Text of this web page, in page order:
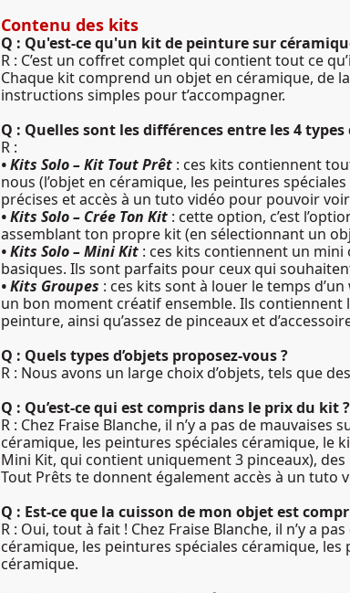
Contenu des kits
Q : Qu'est-ce qu'un kit de peinture sur
R : C’est un coffret complet qui contient tout ce
Chaque kit comprend un objet en céramique, de
instructions simples pour t’accompagner.
Q : Quelles sont les différences entre les 4
R :
• Kits Solo – Kit Tout Prêt : ces kits contiennent
nous (l’objet en céramique, les peintures
précises et accès à un tuto vidéo pour pouvoir
• Kits Solo – Crée Ton Kit : cette option, c’est
assemblant ton propre kit (en sélectionnant un
• Kits Solo – Mini Kit : ces kits contiennent un
basiques. Ils sont parfaits pour ceux qui
• Kits Groupes : ces kits sont à louer le temps
un bon moment créatif ensemble. Ils
peinture, ainsi qu’assez de pinceaux et
Q : Quels types d’objets proposez-vous ?
R : Nous avons un large choix d’objets, tels que
Q : Qu’est-ce qui est compris dans le prix du kit ?
R : Chez Fraise Blanche, il n’y a pas de
céramique, les peintures spéciales céramique, le
Mini Kit, qui contient uniquement 3 pinceaux),
Tout Prêts te donnent également accès à un tuto
Q : Est-ce que la cuisson de mon objet est
R : Oui, tout à fait ! Chez Fraise Blanche, il n’y a
céramique, les peintures spéciales céramique,
céramique.